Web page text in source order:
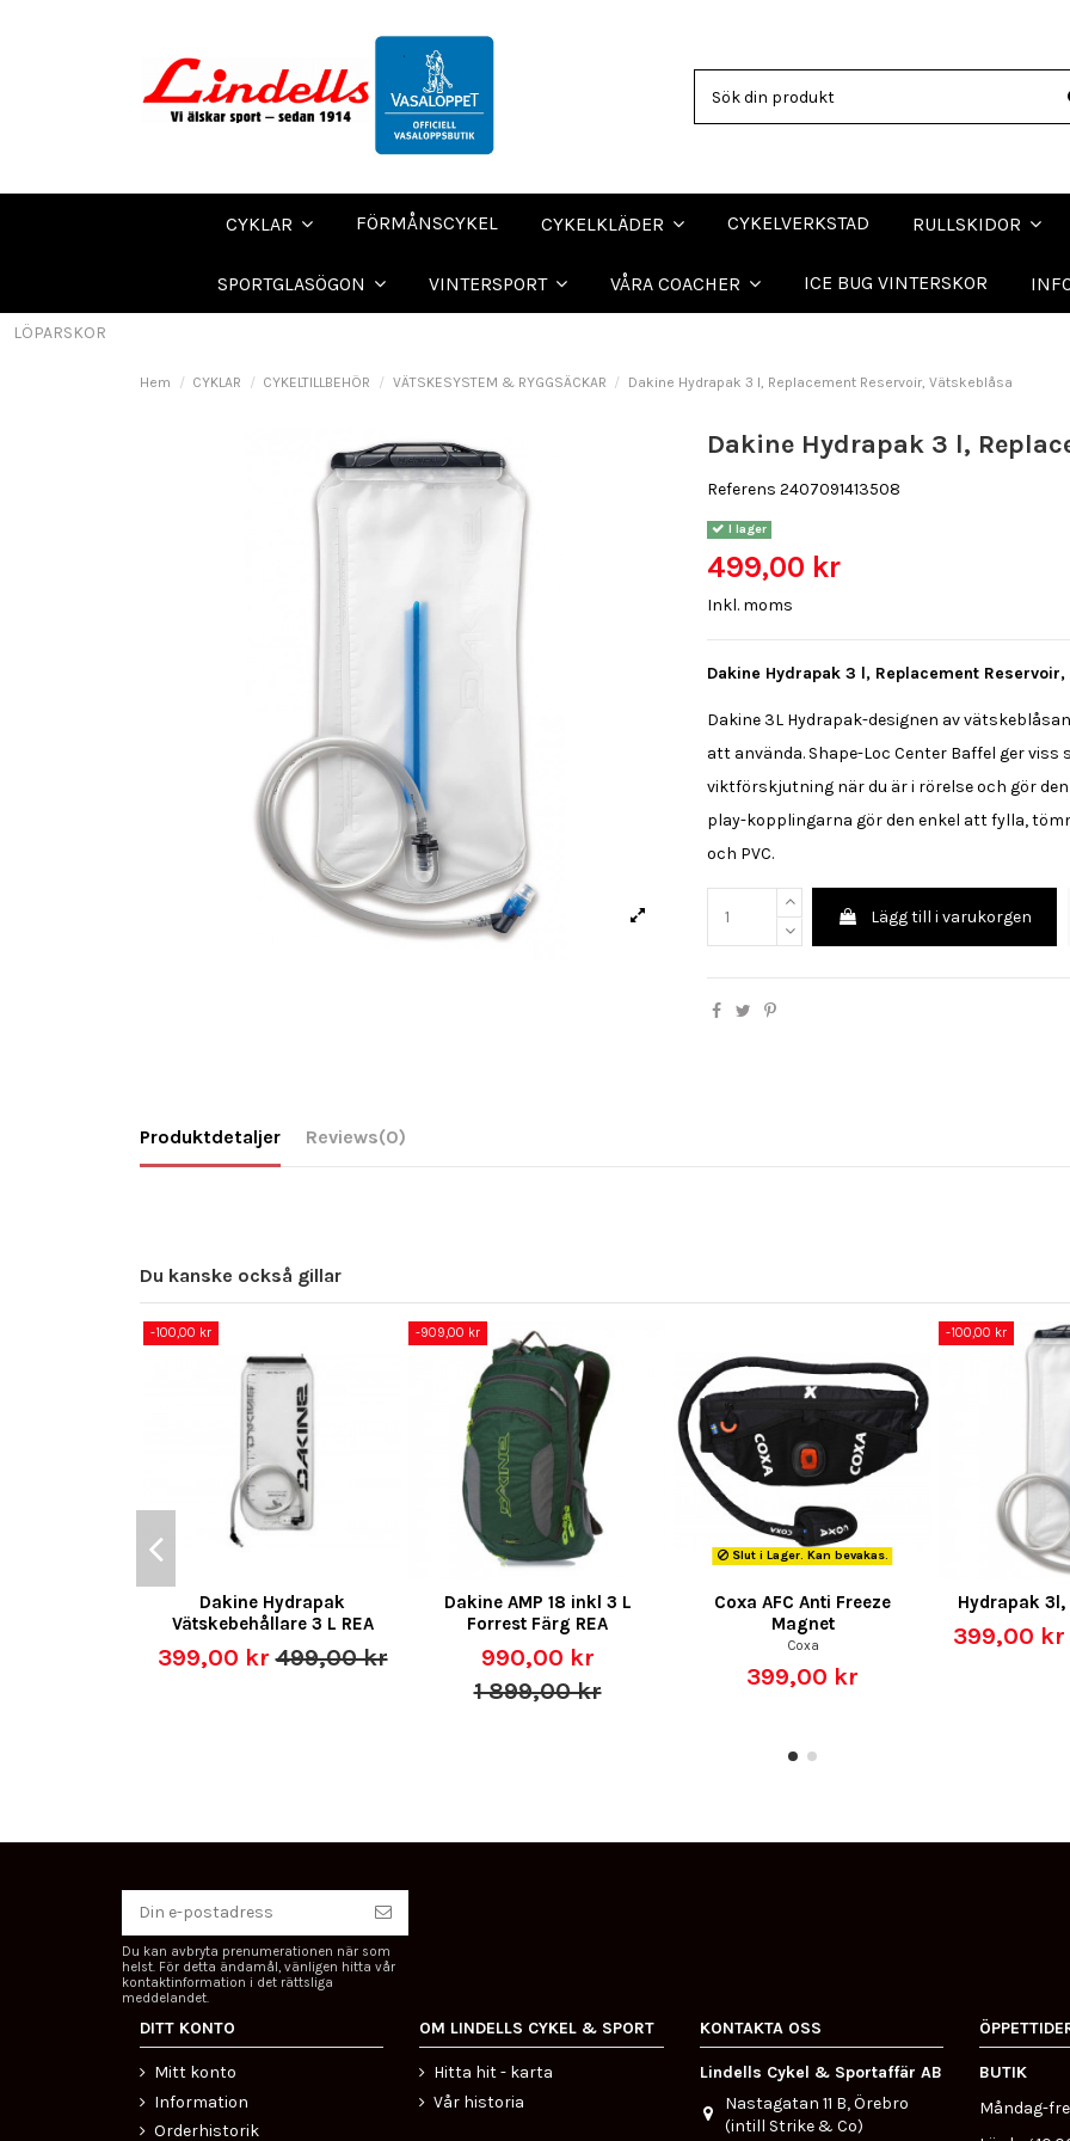
CYKLAR FÖRMÅNSCYKEL CYKELKLÄDER CYKELVERKSTAD RULLSKIDOR
SPORTGLASÖGON VINTERSPORT VÅRA COACHER ICE BUG VINTERSKOR
LÖPARSKOR
Hem CYKLAR CYKELTILLBEHÖR VÄTSKESYSTEM & RYGGSÄCKAR Dakine Hydrapak 3 l, Replacement Reservoir, Vätskeblåsa
Dakine Hydrapak 3 l,
Referens 2407091413508
I lager
499,00 kr
Inkl. moms
Dakine Hydrapak 3 l, Replacement Reservoir,
Dakine 3L Hydrapak-designen av
att använda. Shape-Loc Center Baffel ger
viktförskjutning när du är i rörelse och gör
play-kopplingarna gör den enkel att fylla,
och PVC.
Lägg till i varukorgen
Produktdetaljer Reviews(0)
Du kanske också gillar
-100,00 kr
Dakine Hydrapak
Vätskebehållare 3 L REA
399,00 kr499,00 kr
-909,00 kr
Dakine AMP 18 inkl 3 L
Forrest Färg REA
990,00 kr
1 899,00 kr
Slut i Lager. Kan bevakas.
Coxa AFC Anti Freeze
Magnet
Coxa
399,00 kr
-100,00 kr
Hydrapak
399,00 kr
Du kan avbryta prenumerationen när som
helst. För detta ändamål, vänligen hitta vår
kontaktinformation i det rättsliga
meddelandet.
DITT KONTO
Mitt konto
Information
Orderhistorik
OM LINDELLS CYKEL & SPORT
Hitta hit - karta
Vår historia
KONTAKTA OSS
Lindells Cykel & Sportaffär AB
Nastagatan 11 B, Örebro
(intill Strike & Co)
BUTIK
Måndag-